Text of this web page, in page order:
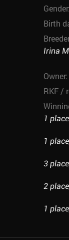
Gender:
Birth
Irina
Owner:
RKF /
1
1
3
2
1